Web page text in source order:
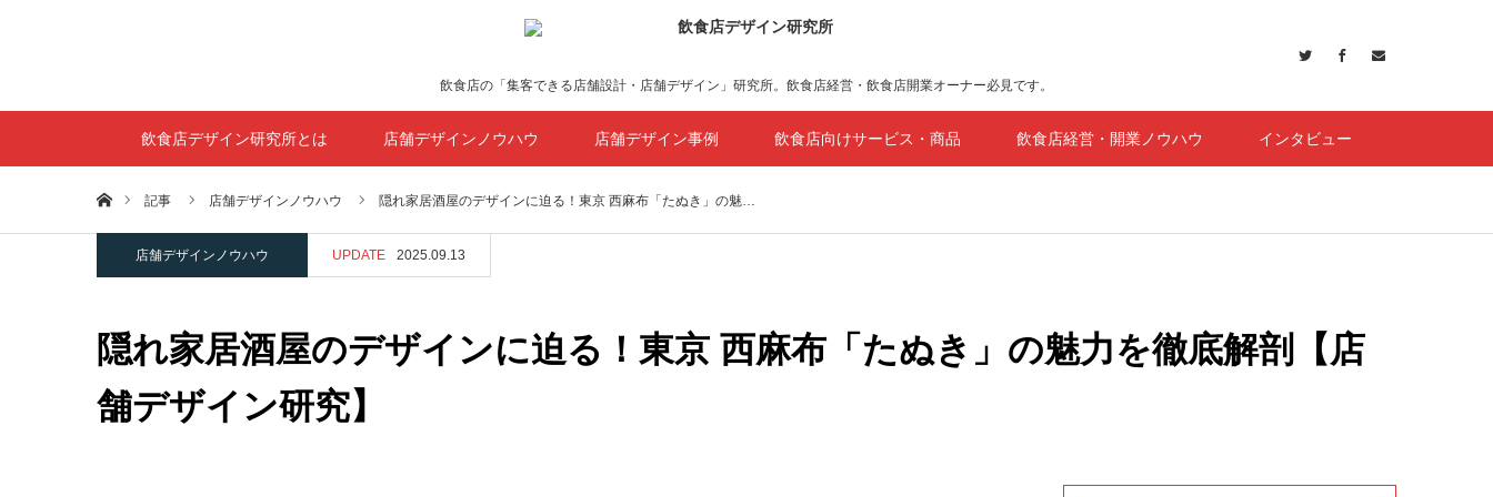
飲食店の「集客できる店舗設計・店舗デザイン」研究所。飲食店経営・飲食店開業オーナー必見です。
飲食店デザイン研究所とは 店舗デザインノウハウ 店舗デザイン事例 飲食店向けサービス・商品 飲食店経営・開業ノウハウ インタビュー
ホーム記事 店舗デザインノウハウ 隠れ家居酒屋のデザインに迫る！東京 西麻布「たぬき」の魅…
店舗デザインノウハウ UPDATE 2025.09.13
隠れ家居酒屋のデザインに迫る！東京 西麻布「たぬき」の魅力を徹底解剖【店
舗デザイン研究】